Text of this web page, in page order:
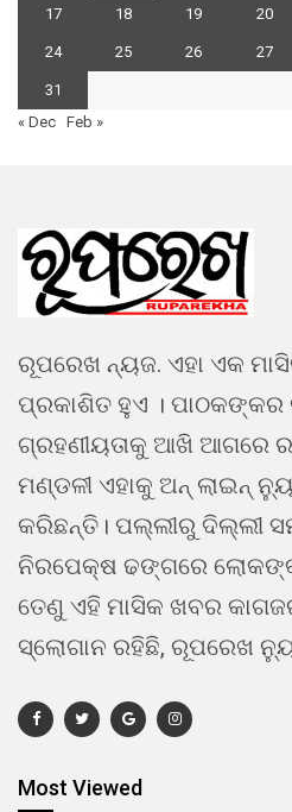
17 18 19 20
24 25 26 27
31
« Dec Feb »
ରୂପରେଖ ନ୍ୟଜ. ଏହା ଏକ
ପ୍ରକାଶିତ ହୁଏ ।
ଗ୍ରହଣୀୟତାକୁ ଆଖି ଆଗରେ
ମଣ୍ଡଳୀ ଏହାକୁ ଅନ୍ ଲାଇନ୍
କରିଛନ୍ତି। ପଲ୍ଲୀରୁ ଦିଲ୍ଲୀ
ନିରପେକ୍ଷ ଢଙ୍ଗରେ
ତେଣୁ ଏହି ମାସିକ ଖବର
ସ୍ଲୋଗାନ ରହିଛି, ରୂପରେଖ
Most Viewed